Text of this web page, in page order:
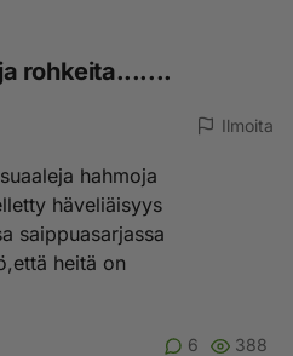
rohkeita.......
Ilmoita
hahmoja
häveliäisyys
saippuasarjassa
heitä on
6 388